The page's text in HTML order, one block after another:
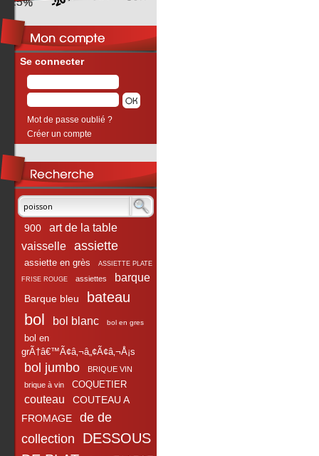
Se connecter
Mot de passe oublié ?
Créer un compte
900
art de la table
vaisselle
assiette
assiette en grès ASSIETTE PLATE
FRISE ROUGE assiettes barque
Barque bleu bateau
bol bol blanc bol en gres
bol en
grÃ†â€™Ã¢â‚¬â„¢Ã¢â‚¬Å¡s
bol jumbo
BRIQUE VIN
brique à vin
COQUETIER
couteau
COUTEAU A
FROMAGE
de de
collection
DESSOUS